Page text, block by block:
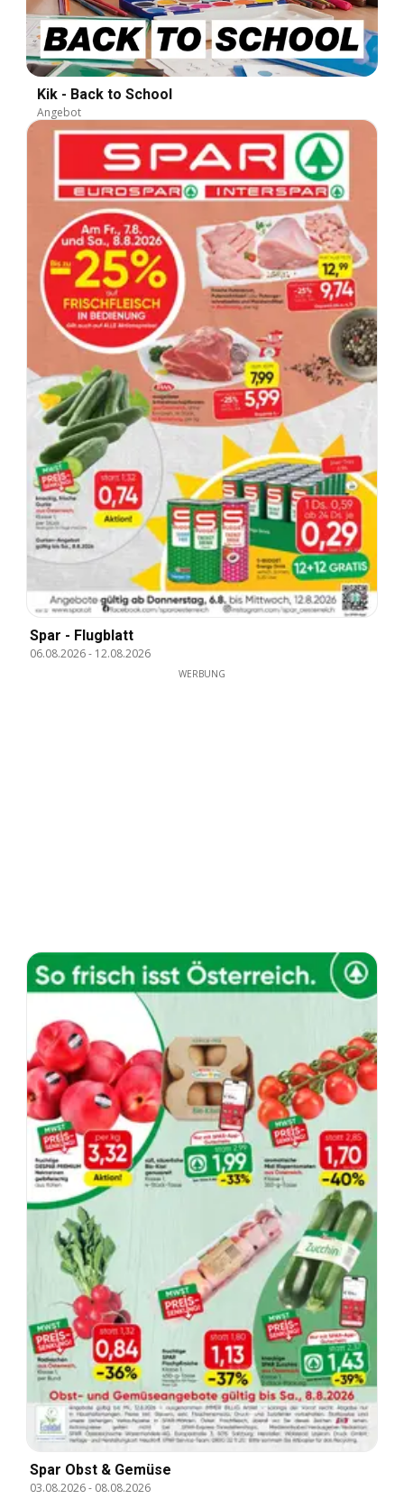
Kik - Back to School
Angebot
Spar - Flugblatt
06.08.2026- 12.08.2026
WERBUNG
Spar Obst & Gemüse
03.08.2026- 08.08.2026